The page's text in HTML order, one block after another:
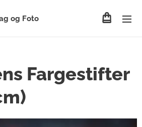
og Foto
Fargestifter